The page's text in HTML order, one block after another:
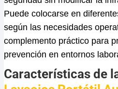
Puede colocarse en
según las necesidades
complemento práctico para
prevención en entornos
Características de